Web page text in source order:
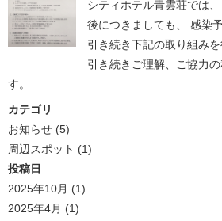
シティホテル青雲荘では
後につきましても、 感染
引き続き下記の取り組み
引き続きご理解、ご協力
す。
カテゴリ
お知らせ (5)
周辺スポット (1)
投稿日
2025年10月 (1)
2025年4月 (1)